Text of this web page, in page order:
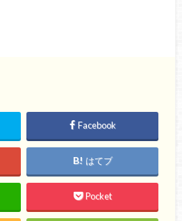
Facebook
はてブ
Pocket